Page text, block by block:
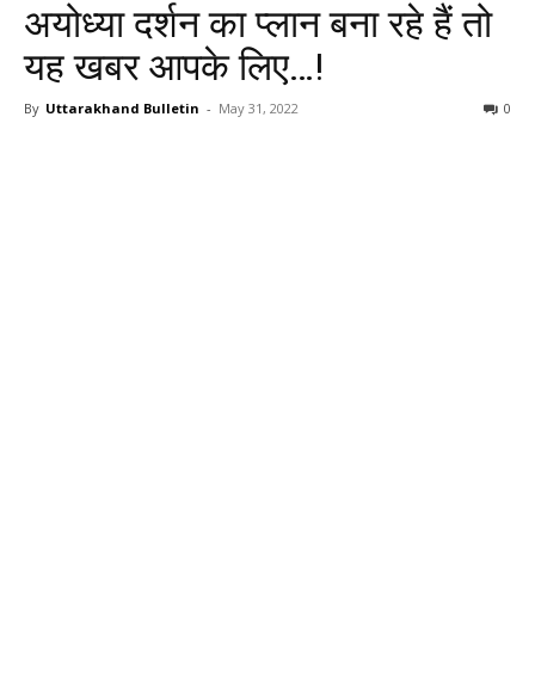
अयोध्‍या दर्शन का प्‍लान बना रहे हैं तो
यह खबर आपके लिए…!
By Uttarakhand Bulletin - May 31, 2022 0